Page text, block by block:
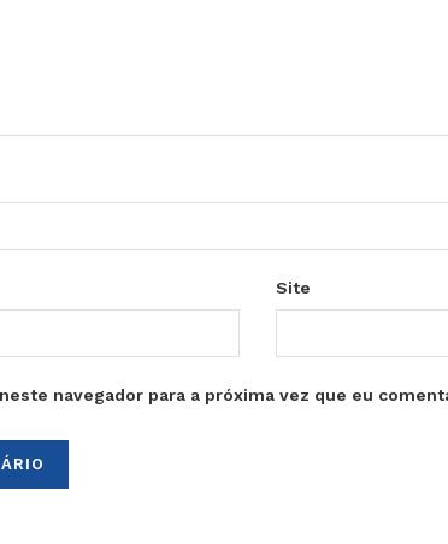
Site
navegador para a próxima vez que eu